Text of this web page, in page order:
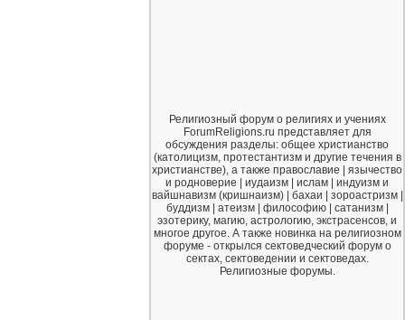
Религиозный форум о религиях и учениях
ForumReligions.ru представляет для
обсуждения разделы: общее христианство
(католицизм, протестантизм и другие течения в
христианстве), а также православие | язычество
и родноверие | иудаизм | ислам | индуизм и
вайшнавизм (кришнаизм) | бахаи | зороастризм |
буддизм | атеизм | философию | сатанизм |
эзотерику, магию, астрологию, экстрасенсов, и
многое другое. А также новинка на религиозном
форуме - открылся сектоведческий форум о
сектах, сектоведении и сектоведах.
Религиозные форумы.